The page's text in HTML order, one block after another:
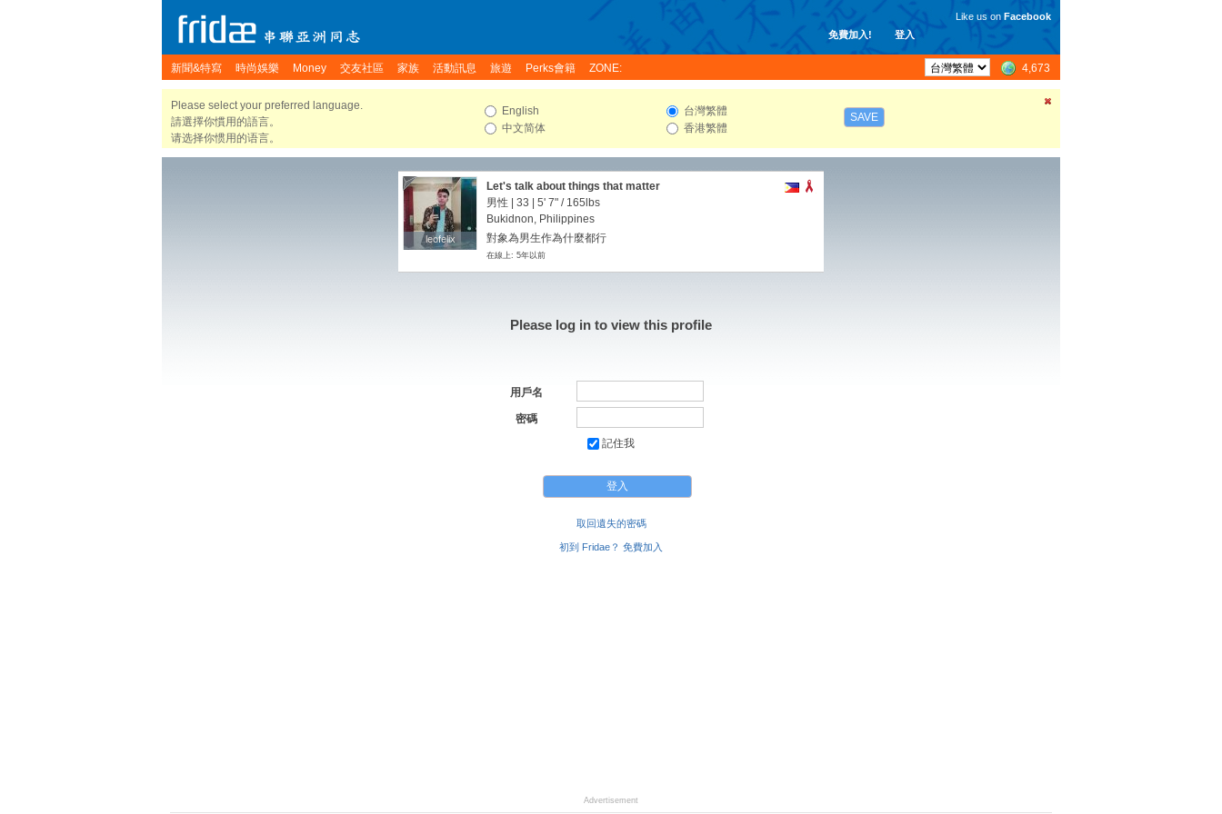
免費加入! 登入
Like us on Facebook
新聞&特寫 時尚娛樂 Money 交友社區 家族 活動訊息 旅遊 Perks會籍 ZONE: 4,673
Please select your preferred language.
請選擇你慣用的語言。
请选择你惯用的语言。
English
中文简体
台灣繁體
香港繁體
SAVE
leofelix
leofelix
Let's talk about things that matter
男性 | 33 | 5' 7" / 165lbs
Bukidnon, Philippines
對象為男生作為什麼都行
在線上: 5年以前
Please log in to view this profile
用戶名
密碼
記住我
取回遺失的密碼
初到 Fridae？ 免費加入
Advertisement